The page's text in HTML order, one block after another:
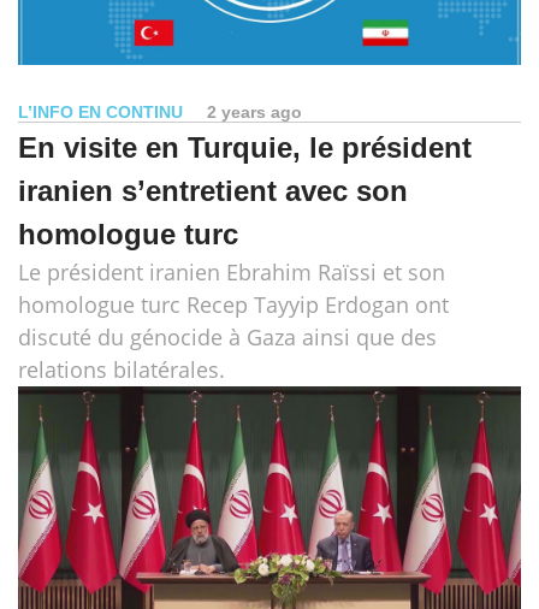
L’INFO EN CONTINU 2 years ago
En visite en Turquie, le président
iranien s’entretient avec son
homologue turc
Le président iranien Ebrahim Raïssi et son
homologue turc Recep Tayyip Erdogan ont
discuté du génocide à Gaza ainsi que des
relations bilatérales.